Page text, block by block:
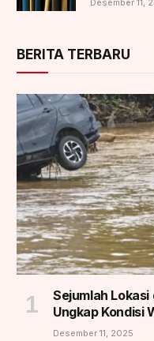
Desember 11,
BERITA TERBARU
Sejumlah Lokasi
Ungkap Kondisi
Desember 11, 2025